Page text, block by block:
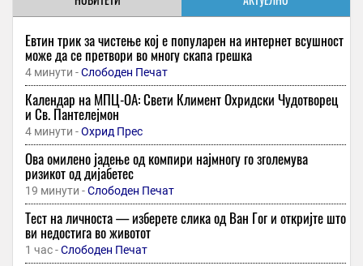
Евтин трик за чистење кој е популарен на интернет всушност
може да се претвори во многу скапа грешка
4 минути -Слободен Печат
Календар на МПЦ-ОА: Свети Климент Охридски Чудотворец
и Св. Пантелејмон
4 минути -Охрид Прес
Ова омилено јадење од компири најмногу го зголемува
ризикот од дијабетес
19 минути -Слободен Печат
Тест на личноста — изберете слика од Ван Гог и откријте што
ви недостига во животот
1 час -Слободен Печат